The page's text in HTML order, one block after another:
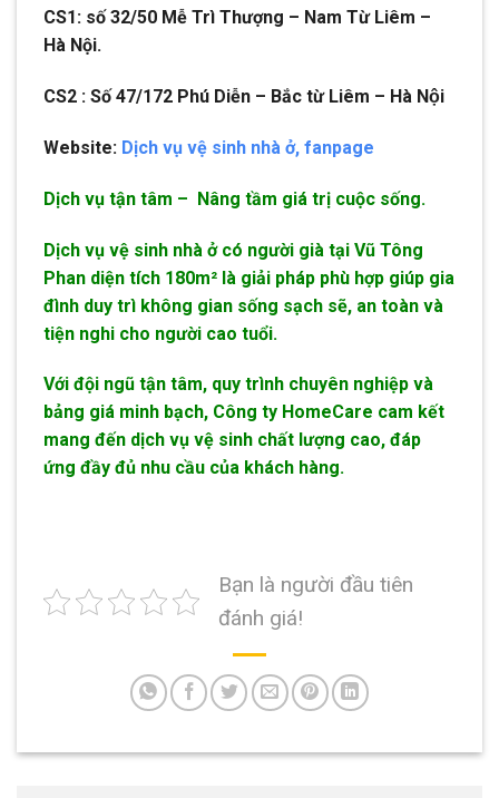
CS1: số 32/50 Mễ Trì Thượng – Nam Từ Liêm –
Hà Nội.
CS2 : Số 47/172 Phú Diễn – Bắc từ Liêm – Hà Nội
Website: Dịch vụ vệ sinh nhà ở, fanpage
Dịch vụ tận tâm – Nâng tầm giá trị cuộc sống.
Dịch vụ vệ sinh nhà ở có người già tại Vũ Tông
Phan diện tích 180m² là giải pháp phù hợp giúp gia
đình duy trì không gian sống sạch sẽ, an toàn và
tiện nghi cho người cao tuổi.
Với đội ngũ tận tâm, quy trình chuyên nghiệp và
bảng giá minh bạch, Công ty HomeCare cam kết
mang đến dịch vụ vệ sinh chất lượng cao, đáp
ứng đầy đủ nhu cầu của khách hàng.
Bạn là người đầu tiên
đánh giá!